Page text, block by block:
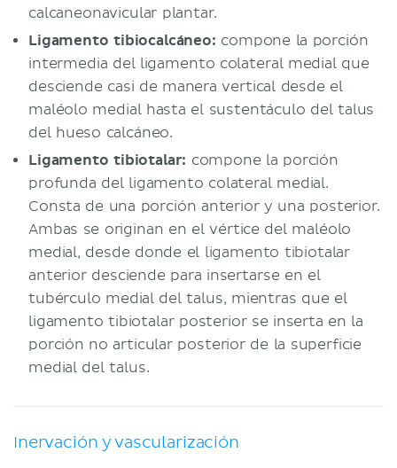
calcaneonavicular plantar.
Ligamento tibiocalcáneo: compone la porción
intermedia del ligamento colateral medial que
desciende casi de manera vertical desde el
maléolo medial hasta el sustentáculo del talus
del hueso calcáneo.
Ligamento tibiotalar: compone la porción
profunda del ligamento colateral medial.
Consta de una porción anterior y una posterior.
Ambas se originan en el vértice del maléolo
medial, desde donde el ligamento tibiotalar
anterior desciende para insertarse en el
tubérculo medial del talus, mientras que el
ligamento tibiotalar posterior se inserta en la
porción no articular posterior de la superficie
medial del talus.
Inervación y vascularización